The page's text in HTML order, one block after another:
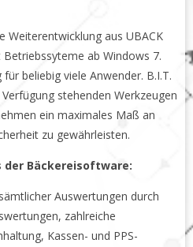
Weiterentwicklung aus UBACK
ab Windows 7.
beliebig viele Anwender. B.I.T.
stehenden Werkzeugen
ein maximales Maß an
zu gewährleisten.
der Bäckereisoftware:
Auswertungen durch
zahlreiche
Kassen- und PPS-